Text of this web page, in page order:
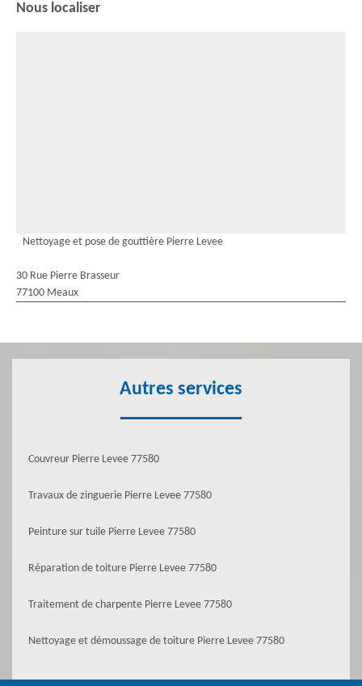
Nous localiser
Nettoyage et pose de gouttière Pierre Levee
30 Rue Pierre Brasseur
77100 Meaux
Autres services
Couvreur Pierre Levee 77580
Travaux de zinguerie Pierre Levee 77580
Peinture sur tuile Pierre Levee 77580
Réparation de toiture Pierre Levee 77580
Traitement de charpente Pierre Levee 77580
Nettoyage et démoussage de toiture Pierre Levee 77580